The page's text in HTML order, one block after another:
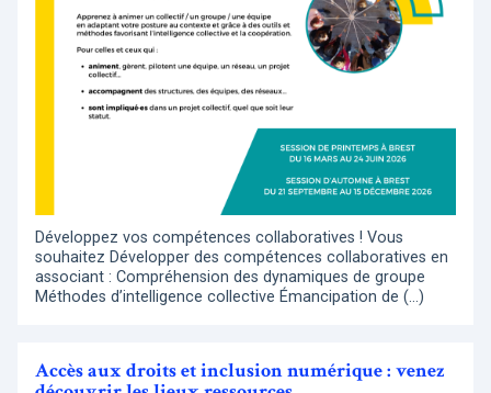
Développez vos compétences collaboratives ! Vous
souhaitez Développer des compétences collaboratives en
associant : Compréhension des dynamiques de groupe
Méthodes d’intelligence collective Émancipation de (…)
Accès aux droits et inclusion numérique : venez